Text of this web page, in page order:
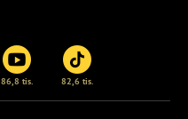
86,8 tis. 82,6 tis.